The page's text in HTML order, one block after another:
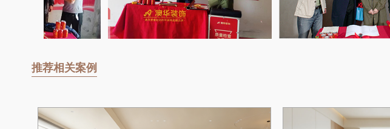
达到了四面通风的要求，居住中很舒适。
推荐相关案例